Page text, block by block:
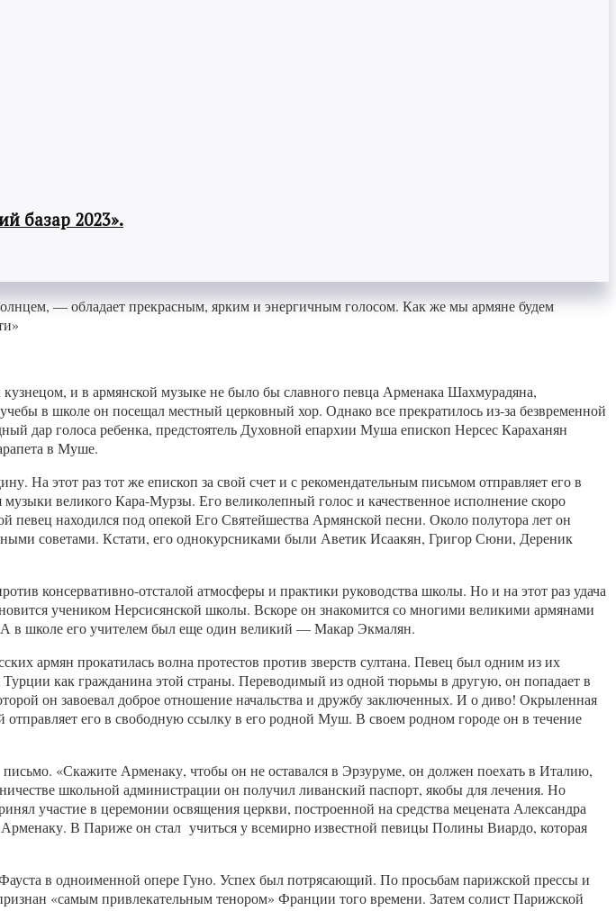
базар 2023».
— обладает прекрасным, ярким и энергичным голосом. Как же мы армяне будем
и в армянской музыке не было бы славного певца Арменака Шахмурадяна,
в школе он посещал местный церковный хор. Однако все прекратилось из-за безвременной
дар голоса ребенка, предстоятель Духовной епархии Муша епископ Нерсес Караханян
в Муше.
На этот раз тот же епископ за свой счет и с рекомендательным письмом отправляет его в
великого Кара-Мурзы. Его великолепный голос и качественное исполнение скоро
находился под опекой Его Святейшества Армянской песни. Около полутора лет он
советами. Кстати, его однокурсниками были Аветик Исаакян, Григор Сюни, Дереник
консервативно-отсталой атмосферы и практики руководства школы. Но и на этот раз удача
учеником Нерсисянской школы. Вскоре он знакомится со многими великими армянами
в школе его учителем был еще один великий — Макар Экмалян.
армян прокатилась волна протестов против зверств султана. Певец был одним из их
Турции как гражданина этой страны. Переводимый из одной тюрьмы в другую, он попадает в
он завоевал доброе отношение начальства и дружбу заключенных. И о диво! Окрыленная
его в свободную ссылку в его родной Муш. В своем родном городе он в течение
«Скажите Арменаку, чтобы он не оставался в Эрзуруме, он должен поехать в Италию,
школьной администрации он получил ливанский паспорт, якобы для лечения. Но
участие в церемонии освящения церкви, построенной на средства мецената Александра
В Париже он стал учиться у всемирно известной певицы Полины Виардо, которая
в одноименной опере Гуно. Успех был потрясающий. По просьбам парижской прессы и
«самым привлекательным тенором» Франции того времени. Затем солист Парижской